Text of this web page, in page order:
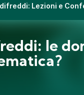
Lezioni e
le